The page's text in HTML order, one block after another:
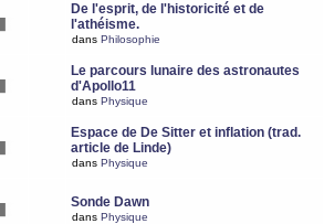
De l'esprit, de l'historicité et de
l'athéisme.
dans Philosophie
Le parcours lunaire des astronautes
d'Apollo11
dans Physique
Espace de De Sitter et inflation (trad.
article de Linde)
dans Physique
Sonde Dawn
dans Physique